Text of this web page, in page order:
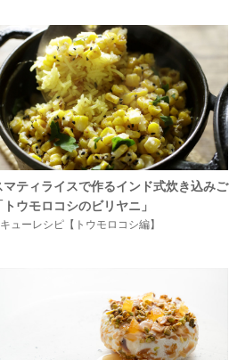
マティライスで作るインド式炊き込みご
ウモロコシのビリヤニ」
ューレシピ【トウモロコシ編】